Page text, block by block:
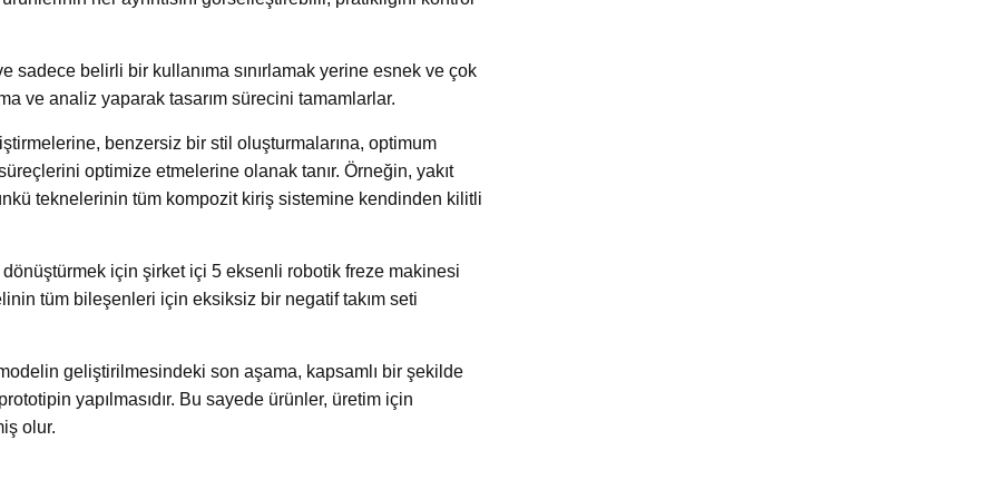
sadece belirli bir kullanıma sınırlamak yerine esnek ve çok
ve analiz yaparak tasarım sürecini tamamlarlar.
benzersiz bir stil oluşturmalarına, optimum
optimize etmelerine olanak tanır. Örneğin, yakıt
teknelerinin tüm kompozit kiriş sistemine kendinden kilitli
için şirket içi 5 eksenli robotik freze makinesi
tüm bileşenleri için eksiksiz bir negatif takım seti
geliştirilmesindeki son aşama, kapsamlı bir şekilde
yapılmasıdır. Bu sayede ürünler, üretim için
olur.